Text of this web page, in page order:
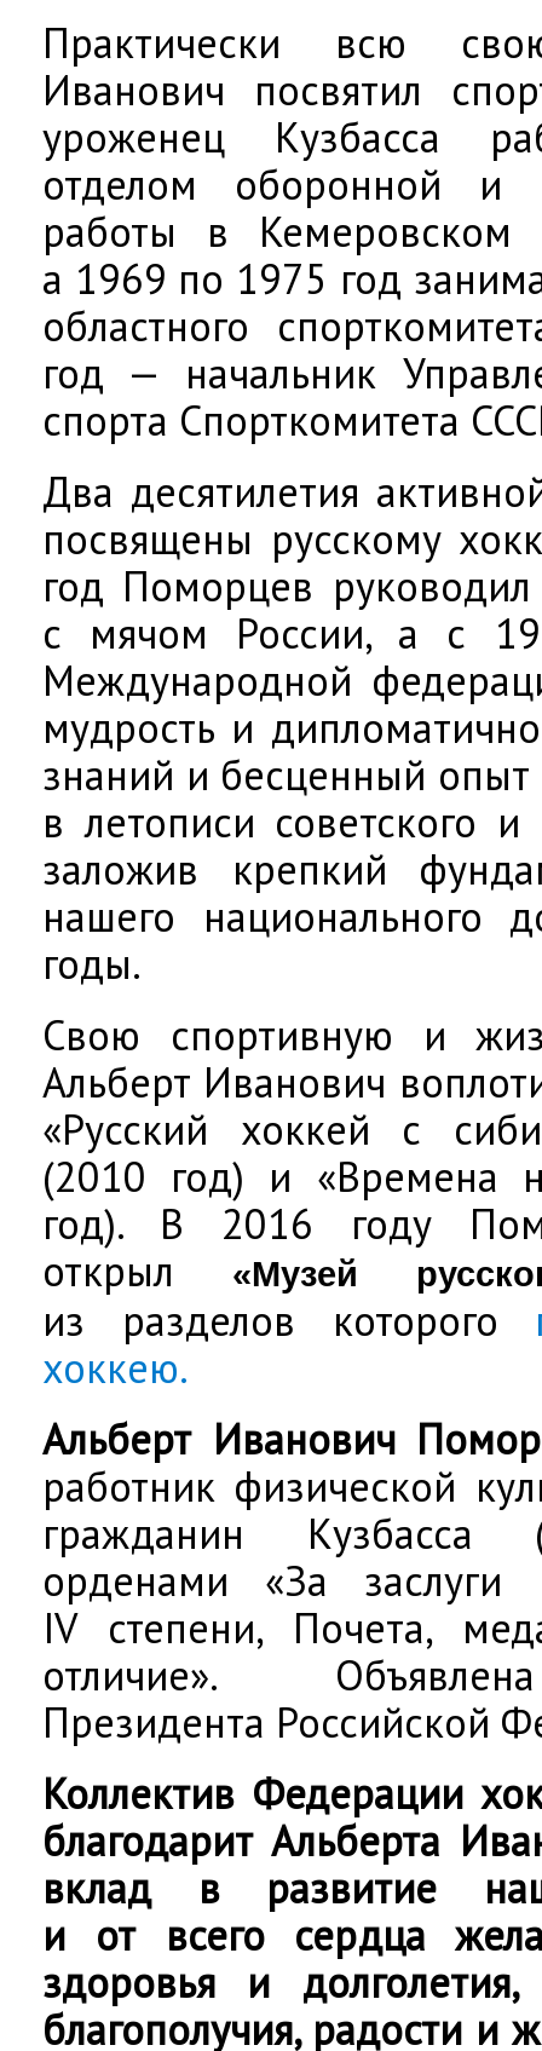
Практически всю
Иванович посвятил
уроженец Кузбасса
отделом оборонной и
работы в Кемеровском
а 1969 по 1975 год
областного
год — начальник
спорта Спорткомитета
Два десятилетия
посвящены русскому
год Поморцев
с мячом России, а с
Международной
мудрость и
знаний и бесценный опыт
в летописи советского и
заложив крепкий
нашего национального
годы.
Свою спортивную и
Альберт Иванович
«Русский хоккей с
(2010 год) и «Времена
год). В 2016 году
открыл
«Музей
из разделов которого
хоккею.
Альберт Иванович
работник физической
гражданин Кузбасса
орденами «За заслуги
IV степени, Почета,
отличие».
Президента Российской
Коллектив Федерации
благодарит Альберта
вклад в развитие
и от всего сердца
здоровья и
благополучия, радости и